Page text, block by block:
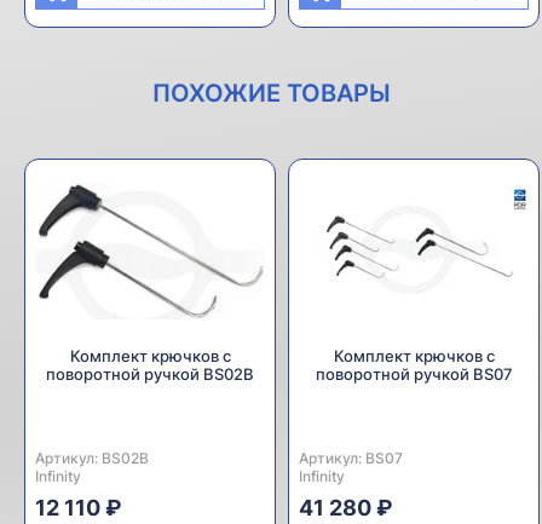
ПОХОЖИЕ ТОВАРЫ
Комплект крючков с
поворотной ручкой BS02B
Артикул: BS02B
Производитель:
Infinity
12 110 ₽
Комплект крючков с
поворотной ручкой BS07
Артикул: BS07
Производитель:
Infinity
41 280 ₽